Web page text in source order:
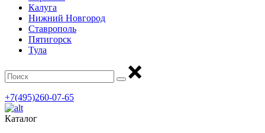
Калуга
Нижний Новгород
Ставрополь
Пятигорск
Тула
+7(495)260-07-65
Каталог